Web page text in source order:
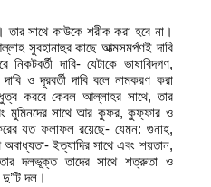
সাথে কাউকে শরীক করা হবে না।
সুবহানাহুর কাছে আত্মসমর্পণই দাবি
নিকটবর্তী দাবি- যেটাকে ভাষাবিদগণ,
ও দূরবর্তী দাবি বলে নামকরণ করা
করবে কেবল আল্লাহর সাথে, তার
মুমিনদের সাথে আর কুফর, কুফ্ফার ও
যত ফলাফল রয়েছে- যেমন: গুনাহ,
অবাধ্যতা- ইত্যাদির সাথে এবং শয়তান,
দলভূক্ত তাদের সাথে শত্রুতা ও
দল।